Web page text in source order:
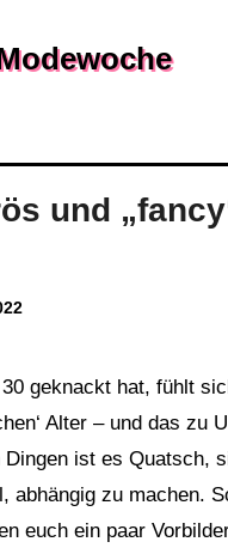
und
Alter – und das zu
Dingen ist es Quatsch,
abhängig zu machen.
euch ein paar